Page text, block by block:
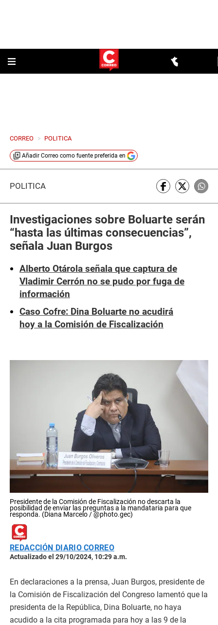
CORREO > POLITICA
Añadir Correo como fuente preferida en
POLÍTICA
Investigaciones sobre Boluarte serán
“hasta las últimas consecuencias”,
señala Juan Burgos
Alberto Otárola señala que captura de
Vladimir Cerrón no se pudo por fuga de
información
Caso Cofre: Dina Boluarte no acudirá
hoy a la Comisión de Fiscalización
Presidente de la Comisión de Fiscalización no descarta la
posibilidad de enviar las preguntas a la mandataria para que
responda. (Diana Marcelo / @photo.gec)
REDACCIÓN DIARIO CORREO
Actualizado el 29/10/2024, 10:29 a.m.
En declaraciones a la prensa, Juan Burgos, presidente de
la Comisión de Fiscalización del Congreso lamentó que la
presidenta de la República, Dina Boluarte, no haya
acudido a la cita programada para hoy a las 9 de la